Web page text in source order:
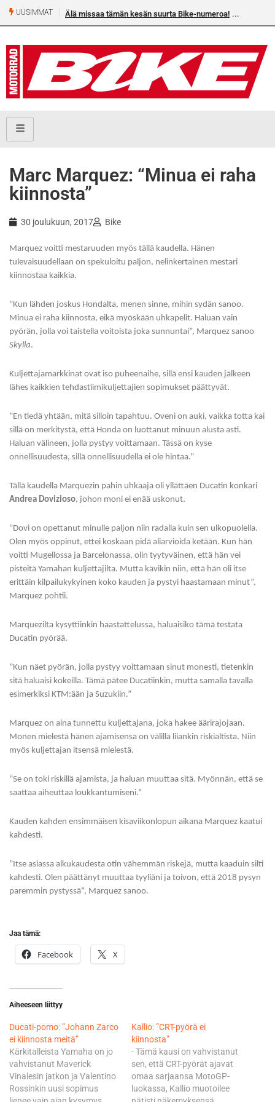
UUSIMMAT Älä missaa tämän kesän suurta Bike-numeroa!
Marc Marquez: “Minua ei raha
kiinnosta”
30 joulukuun, 2017 Bike
Marquez voitti mestaruuden myös tällä kaudella. Hänen
tulevaisuudellaan on spekuloitu paljon, nelinkertainen mestari
kiinnostaa kaikkia.
”Kun lähden joskus Hondalta, menen sinne, mihin sydän sanoo.
Minua ei raha kiinnosta, eikä myöskään uhkapelit. Haluan vain
pyörän, jolla voi taistella voitoista joka sunnuntai”, Marquez sanoo
Skylla.
Kuljettajamarkkinat ovat iso puheenaihe, sillä ensi kauden jälkeen
lähes kaikkien tehdastiimikuljettajien sopimukset päättyvät.
”En tiedä yhtään, mitä silloin tapahtuu. Oveni on auki, vaikka totta kai
sillä on merkitystä, että Honda on luottanut minuun alusta asti.
Haluan välineen, jolla pystyy voittamaan. Tässä on kyse
onnellisuudesta, sillä onnellisuudella ei ole hintaa.”
Tällä kaudella Marquezin pahin uhkaaja oli yllättäen Ducatin konkari
Andrea Dovizioso, johon moni ei enää uskonut.
”Dovi on opettanut minulle paljon niin radalla kuin sen ulkopuolella.
Olen myös oppinut, ettei koskaan pidä aliarvioida ketään. Kun hän
voitti Mugellossa ja Barcelonassa, olin tyytyväinen, että hän vei
pisteitä Yamahan kuljettajilta. Mutta kävikin niin, että hän oli itse
erittäin kilpailukykyinen koko kauden ja pystyi haastamaan minut”,
Marquez pohtii.
Marquezilta kysyttiinkin haastattelussa, haluaisiko tämä testata
Ducatin pyörää.
”Kun näet pyörän, jolla pystyy voittamaan sinut monesti, tietenkin
sitä haluaisi kokeilla. Tämä pätee Ducatiinkin, mutta samalla tavalla
esimerkiksi KTM:ään ja Suzukiin.”
Marquez on aina tunnettu kuljettajana, joka hakee äärirajojaan.
Monen mielestä hänen ajamisensa on välillä liiankin riskialtista. Niin
myös kuljettajan itsensä mielestä.
”Se on toki riskillä ajamista, ja haluan muuttaa sitä. Myönnän, että se
saattaa aiheuttaa loukkantumiseni.”
Kauden kahden ensimmäisen kisaviikonlopun aikana Marquez kaatui
kahdesti.
”Itse asiassa alkukaudesta otin vähemmän riskejä, mutta kaaduin silti
kahdesti. Olen päättänyt muuttaa tyyliäni ja toivon, että 2018 pysyn
paremmin pystyssä”, Marquez sanoo.
Jaa tämä:
Facebook X
Aiheeseen liittyy
Ducati-pomo: ”Johann Zarco
ei kiinnosta meitä”
Kärkitalleista Yamaha on jo
vahvistanut Maverick
Vinalesin jatkon ja Valentino
Rossinkin uusi sopimus
Kallio: ”CRT-pyörä ei
kiinnosta”
- Tämä kausi on vahvistanut
sen, että CRT-pyörät ajavat
omaa sarjaansa MotoGP-
luokassa, Kallio muotoilee